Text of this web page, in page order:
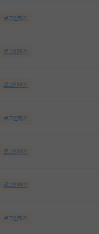
로그인하기
로그인하기
로그인하기
로그인하기
로그인하기
로그인하기
로그인하기